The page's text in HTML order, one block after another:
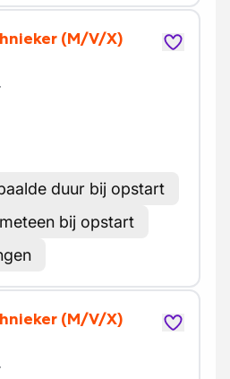
(M/V/X)
duur bij opstart
bij opstart
(M/V/X)